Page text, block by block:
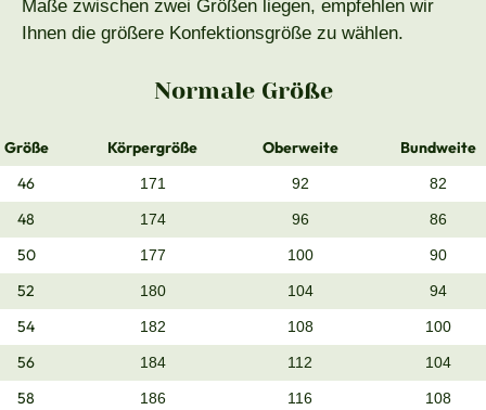
Maße zwischen zwei Größen liegen, empfehlen wir
Ihnen die größere Konfektionsgröße zu wählen.
Normale Größe
Größe Körpergröße Oberweite
Bundweite
46
171 92 82
48 174 96 86
50 177 100 90
52 180 104 94
54 182 108 100
56 184 112 104
58 186 116 108